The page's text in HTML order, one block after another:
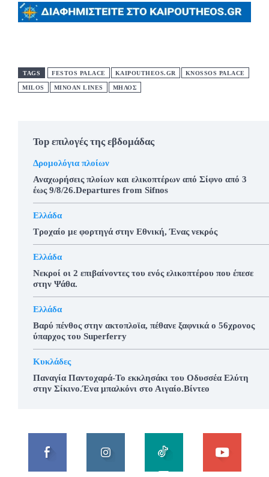
TAGS FESTOS PALACE KAIPOUTHEOS.GR KNOSSOS PALACE
MILOS MINOAN LINES ΜΗΛΟΣ
Top επιλογές της εβδομάδας
Δρομολόγια πλοίων
Αναχωρήσεις πλοίων και ελικοπτέρων από Σίφνο από 3
έως 9/8/26.Departures from Sifnos
Ελλάδα
Τροχαίο με φορτηγά στην Εθνική, Ένας νεκρός
Ελλάδα
Νεκροί οι 2 επιβαίνοντες του ενός ελικοπτέρου που έπεσε
στην Ψάθα.
Ελλάδα
Βαρύ πένθος στην ακτοπλοϊα, πέθανε ξαφνικά ο 56χρονος
ύπαρχος του Superferry
Κυκλάδες
Παναγία Παντοχαρά-Το εκκλησάκι του Οδυσσέα Ελύτη
στην Σίκινο.Ένα μπαλκόνι στο Αιγαίο.Βίντεο